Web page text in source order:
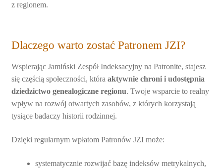
z regionem.
Dlaczego warto zostać Patronem JZI?
Wspierając Jamiński Zespół Indeksacyjny na Patronite, stajesz
się częścią społeczności, która aktywnie chroni i udostępnia
dziedzictwo genealogiczne regionu. Twoje wsparcie to realny
wpływ na rozwój otwartych zasobów, z których korzystają
tysiące badaczy historii rodzinnej.
Dzięki regularnym wpłatom Patronów JZI może:
systematycznie rozwijać bazę indeksów metrykalnych,